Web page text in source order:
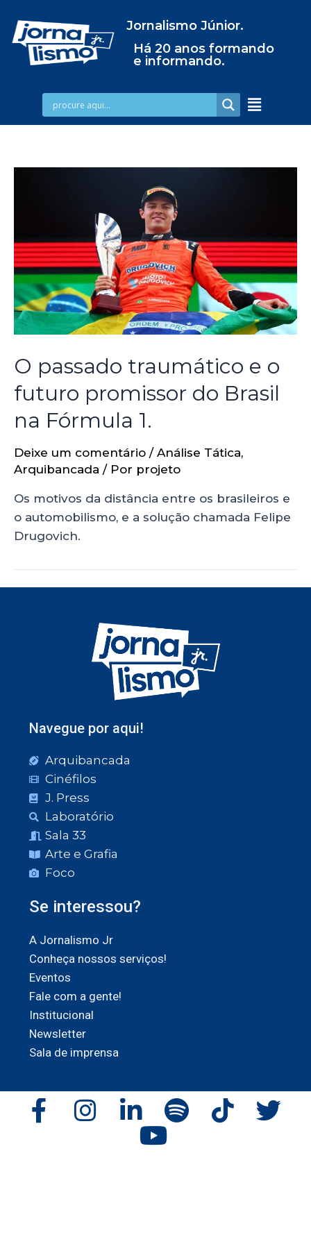
Jornalismo Júnior.
Há 20 anos formando
e informando.
O passado traumático e o
futuro promissor do Brasil
na Fórmula 1.
Deixe um comentário / Análise Tática,
Arquibancada / Por projeto
Os motivos da distância entre os brasileiros e
o automobilismo, e a solução chamada Felipe
Drugovich.
Navegue por aqui!
Arquibancada
Cinéfilos
J. Press
Laboratório
Sala 33
Arte e Grafia
Foco
Se interessou?
A Jornalismo Jr
Conheça nossos serviços!
Eventos
Fale com a gente!
Institucional
Newsletter
Sala de imprensa